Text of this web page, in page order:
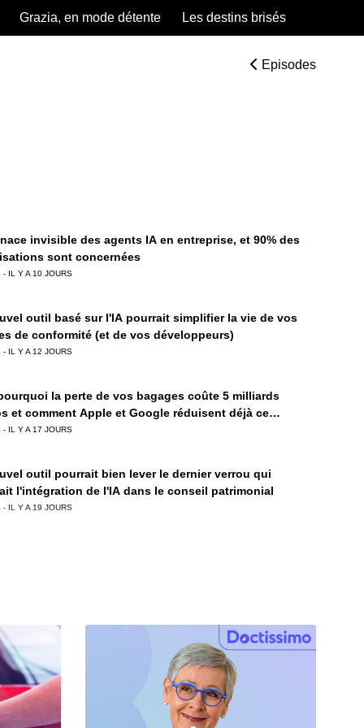
Grazia, en mode détente Les destins brisés
Episodes
invisible des agents IA en entreprise, et 90% des
sont concernées
IL Y A 10 JOURS
outil basé sur l'IA pourrait simplifier la vie de vos
de conformité (et de vos développeurs)
IL Y A 12 JOURS
la perte de vos bagages coûte 5 milliards
et comment Apple et Google réduisent déjà ce
logistique
IL Y A 17 JOURS
outil pourrait bien lever le dernier verrou qui
l'intégration de l'IA dans le conseil patrimonial
IL Y A 19 JOURS
mois du 1er septembre 2026, la course à la
électronique s'accélère
- IL Y A 27 JOURS
42% d'échecs des projets d'IA, Salesforce lance une
pour encadrer les agents autonomes